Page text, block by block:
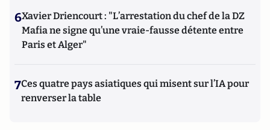
6Xavier Driencourt : "L’arrestation du chef de la DZ
Mafia ne signe qu’une vraie-fausse détente entre
Paris et Alger"
7Ces quatre pays asiatiques qui misent sur l’IA pour
renverser la table